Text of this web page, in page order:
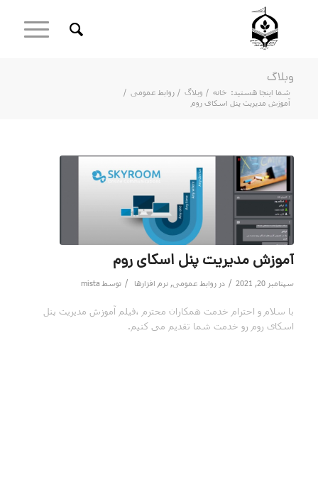
وبلاگ
شما اینجا هستید: خانه / وبلاگ / روابط عمومی /
آموزش مدیریت پنل اسکای روم
آموزش مدیریت پنل اسکای روم
سپتامبر 20, 2021 / در روابط عمومی, نرم افزارها / توسط mista
با سلام و احترام خدمت همکاران محترم ،فیلم آموزش مدیریت پنل
اسکای روم رو خدمت شما تقدیم می کنیم.